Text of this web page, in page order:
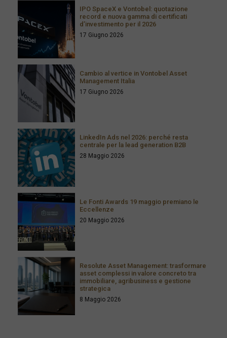
IPO SpaceX e Vontobel: quotazione
record e nuova gamma di certificati
d’investimento per il 2026
17 Giugno 2026
Cambio al vertice in Vontobel Asset
Management Italia
17 Giugno 2026
LinkedIn Ads nel 2026: perché resta
centrale per la lead generation B2B
28 Maggio 2026
Le Fonti Awards 19 maggio premiano le
Eccellenze
20 Maggio 2026
Resolute Asset Management: trasformare
asset complessi in valore concreto tra
immobiliare, agribusiness e gestione
strategica
8 Maggio 2026